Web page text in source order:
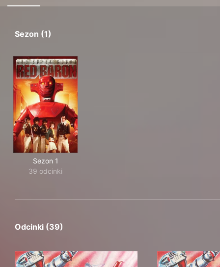
Sezon (1)
Sezon 1
39 odcinki
Odcinki (39)